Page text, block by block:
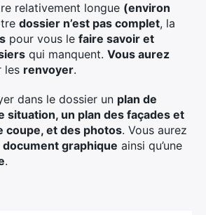
relativement longue (environ
dossier n’est pas complet, la
pour vous le faire savoir et
qui manquent. Vous aurez
les renvoyer.
dans le dossier un plan de
situation, un plan des façades et
coupe, et des photos. Vous aurez
document graphique ainsi qu’une
.